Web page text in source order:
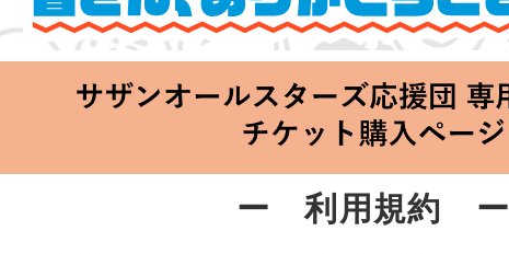
サザンオールスターズ 特別ライブ 2020
「Keep Smilin’～皆さん、ありがとうございます!!～」
2020.06.25 Thu 20:00 Start at 横浜アリーナ
ー 利用規約 ー